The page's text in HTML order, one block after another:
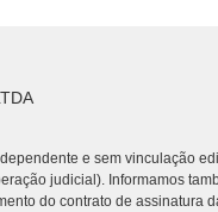
e sem vinculação
judicial). Informamos
do contrato de assinatura